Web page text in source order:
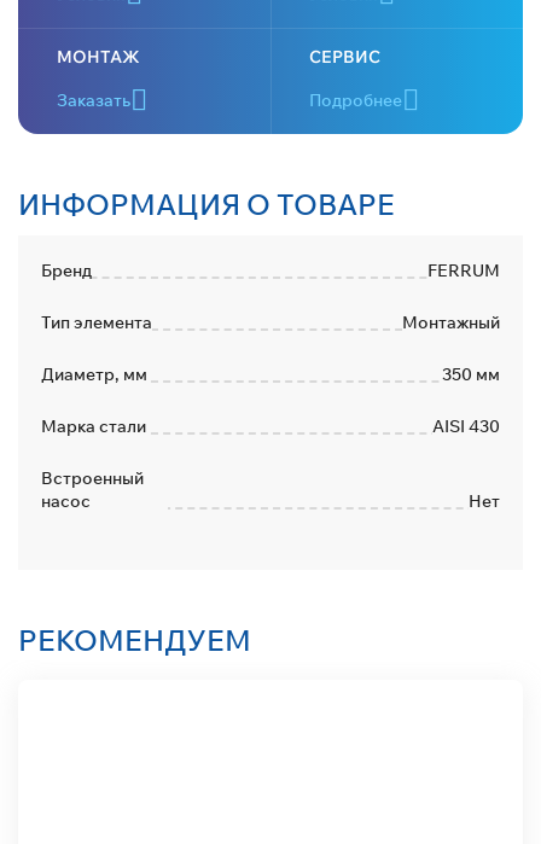
МОНТАЖ
Заказать
СЕРВИС
Подробнее
ИНФОРМАЦИЯ О ТОВАРЕ
Бренд FERRUM
Тип элемента Монтажный
Диаметр, мм 350 мм
Марка стали AISI 430
Встроенный
насос
Нет
РЕКОМЕНДУЕМ